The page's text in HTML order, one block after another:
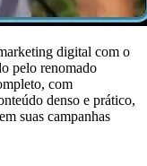
digital com o
pelo renomado
com
denso e prático,
suas campanhas